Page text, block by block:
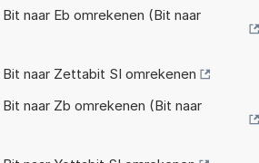
naar Eb omrekenen (Bit naar
naar Zettabit SI omrekenen
naar Zb omrekenen (Bit naar